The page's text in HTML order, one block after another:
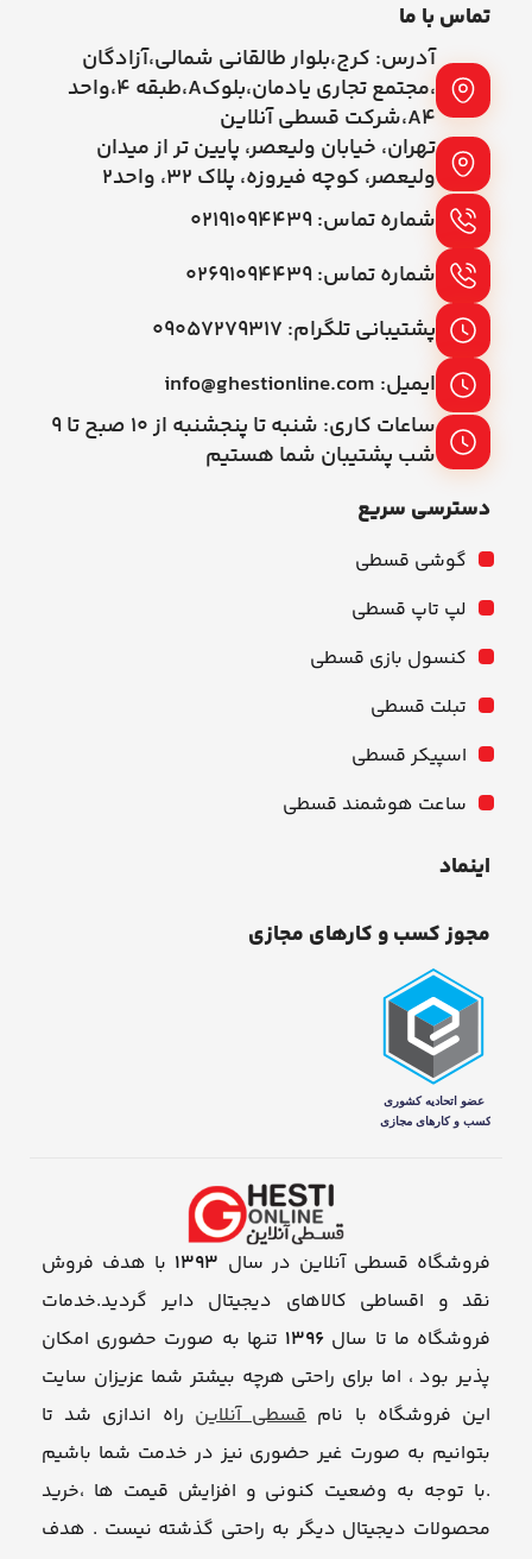
تماس با ما
آدرس: کرج،بلوار طالقانی شمالی،آزادگان
،مجتمع تجاری یادمان،بلوکA،طبقه ۴،واحد
A4،شرکت قسطی آنلاین
تهران، خیابان ولیعصر، پایین تر از میدان
ولیعصر، کوچه فیروزه، پلاک 32، واحد2
شماره تماس: ۰۲۱۹۱۰۹۴۴۳۹
شماره تماس: ۰۲۶۹۱۰۹۴۴۳۹
پشتیبانی تلگرام: ۰۹۰۵۷۲۷۹۳۱۷
ایمیل: info@ghestionline.com
ساعات کاری: شنبه تا پنجشنبه از ۱۰ صبح تا ۹
شب پشتیبان شما هستیم
دسترسی سریع
گوشی قسطی
لپ تاپ قسطی
کنسول بازی قسطی
تبلت قسطی
اسپیکر قسطی
ساعت هوشمند قسطی
اینماد
مجوز کسب و کارهای مجازی
فروشگاه قسطی آنلاین در سال 1393 با هدف فروش
نقد و اقساطی کالاهای دیجیتال دایر گردید.خدمات
فروشگاه ما تا سال 1396 تنها به صورت حضوری امکان
پذیر بود ، اما برای راحتی هرچه بیشتر شما عزیزان سایت
این فروشگاه با نامقسطی آنلاین راه اندازی شد تا
بتوانیم به صورت غیر حضوری نیز در خدمت شما باشیم
.با توجه به وضعیت کنونی و افزایش قیمت ها ،خرید
محصولات دیجیتال دیگر به راحتی گذشته نیست . هدف